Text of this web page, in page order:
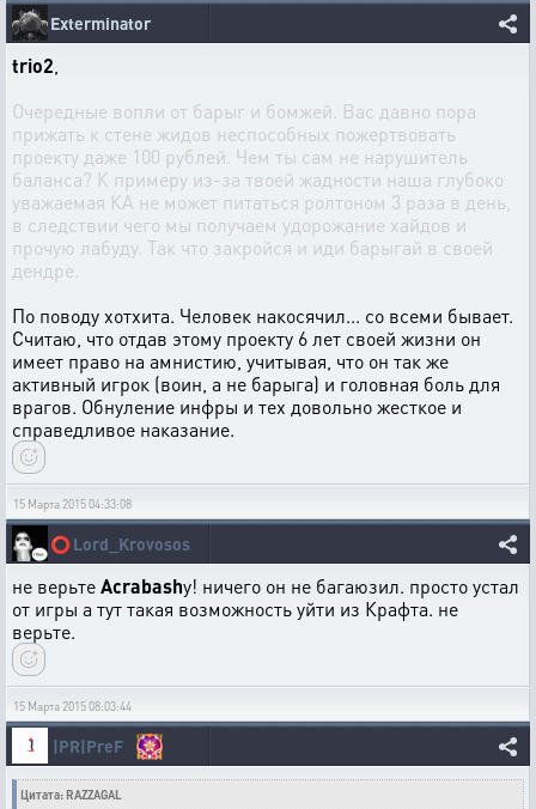
Exterminator
trio2
Очередные вопли от барыг и бомжей. Вас давно пора
прижать к стене жидов неспособных пожертвовать
проекту даже 100 рублей. Чем ты сам не нарушитель
баланса? К примеру из-за твоей жадности наша глубоко
уважаемая КА не может питаться ролтоном 3 раза в день,
в следствии чего мы получаем удорожание хайдов и
прочую лабуду. Так что закройся и иди барыгай в своей
дендре.
По поводу хотхита. Человек накосячил... со всеми бывает.
Считаю, что отдав этому проекту 6 лет своей жизни он
имеет право на амнистию, учитывая, что он так же
активный игрок (воин, а не барыга) и головная боль для
врагов. Обнуление инфры и тех довольно жесткое и
справедливое наказание.
15 Марта 2015 04:33:08
⭕Lord_Krovosos
не верьтеAcrabashу! ничего он не багаюзил. просто устал
от игры а тут такая возможность уйти из Крафта. не
верьте.
15 Марта 2015 08:03:44
|PR|PreF
Цитата: RAZZAGAL